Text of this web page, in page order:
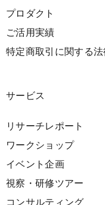
プロダクト
ご活用実績
特定商取引に関する
サービス
リサーチレポート
ワークショップ
イベント企画
視察・研修ツアー
コンサルティング